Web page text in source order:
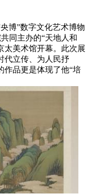
博”数字文化艺术博物
同主办的“天地人和
美术馆开幕。此次展
代立传、为人民抒
作品更是体现了他“培